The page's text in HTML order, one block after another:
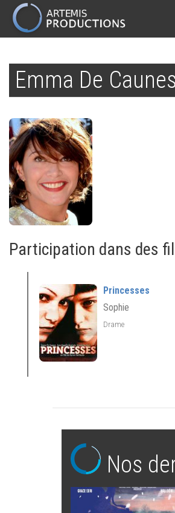
contenu
principal
MAIN
NAVIGATION
Emma De Caunes
Participation dans des
Princesses
Sophie
Drame
Nos